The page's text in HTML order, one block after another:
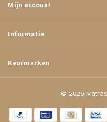
Mijn account
Informatie
Keurmerken
© 2026